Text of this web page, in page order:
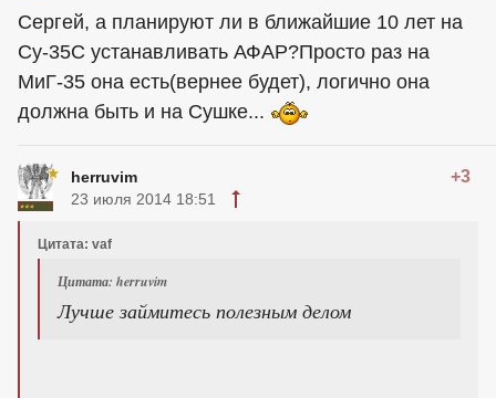
Сергей, а планируют ли в ближайшие 10 лет на
Су-35С устанавливать АФАР?Просто раз на
МиГ-35 она есть(вернее будет), логично она
должна быть и на Сушке...
herruvim +3
23 июля 2014 18:51
Цитата: vaf
Цитата: herruvim
Лучше займитесь полезным делом